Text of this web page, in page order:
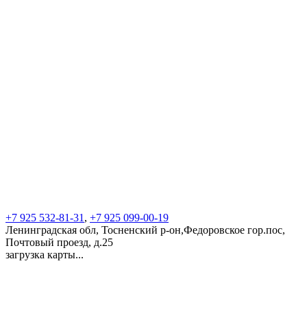
+7 925 532-81-31 , +7 925 099-00-19
Ленинградская обл, Тосненский р-он,Федоровское гор.пос,
Почтовый проезд, д.25
загрузка карты...